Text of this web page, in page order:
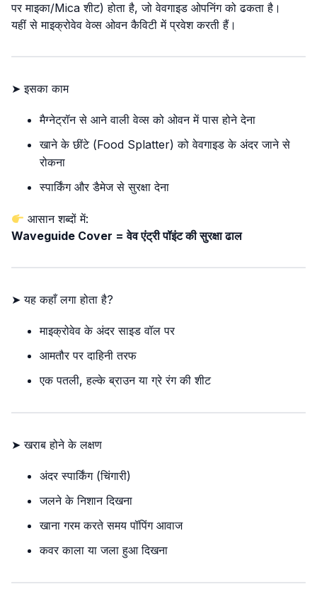
पर माइका/Mica शीट) होता है, जो वेवगाइड ओपनिंग को ढकता है।
यहीं से माइक्रोवेव वेव्स ओवन कैविटी में प्रवेश करती हैं।
➤ इसका काम
मैग्नेट्रॉन से आने वाली वेव्स को ओवन में पास होने देना
खाने के छींटे (Food Splatter) को वेवगाइड के अंदर जाने से
रोकना
स्पार्किंग और डैमेज से सुरक्षा देना
आसान शब्दों में:
Waveguide Cover = वेव एंट्री पॉइंट की सुरक्षा ढाल
➤ यह कहाँ लगा होता है?
माइक्रोवेव के अंदर साइड वॉल पर
आमतौर पर दाहिनी तरफ
एक पतली, हल्के ब्राउन या ग्रे रंग की शीट
➤ खराब होने के लक्षण
अंदर स्पार्किंग (चिंगारी)
जलने के निशान दिखना
खाना गरम करते समय पॉपिंग आवाज
कवर काला या जला हुआ दिखना